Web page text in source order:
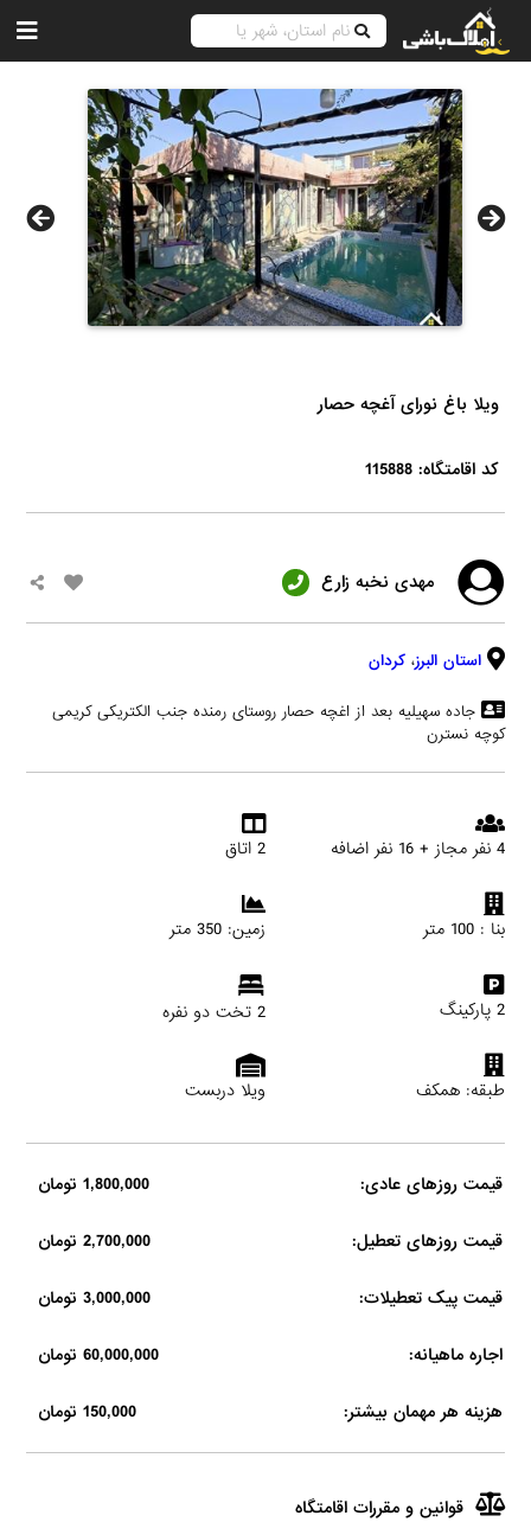
ویلا باغ نورای آغچه حصار
کد اقامتگاه: 115888
مهدی نخبه زارع
استان البرز، کردان
جاده سهیلیه بعد از اغچه حصار روستای رمنده جنب الکتریکی کریمی
کوچه نسترن
4 نفر مجاز + 16 نفر اضافه 2 اتاق
بنا : 100 متر زمین: 350 متر
2 پارکینگ 2 تخت دو نفره
طبقه: همکف ویلا دربست
قیمت روزهای عادی: 1,800,000 تومان
قیمت روزهای تعطیل: 2,700,000 تومان
قیمت پیک تعطیلات: 3,000,000 تومان
اجاره ماهیانه: 60,000,000 تومان
هزینه هر مهمان بیشتر: 150,000 تومان
قوانین و مقررات اقامتگاه